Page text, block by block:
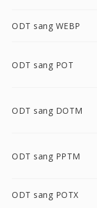
ODT sang WEBP
ODT sang POT
ODT sang DOTM
ODT sang PPTM
ODT sang POTX